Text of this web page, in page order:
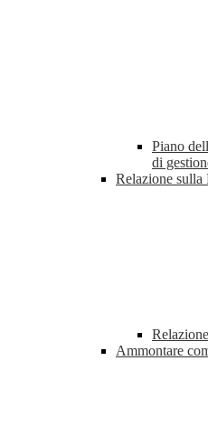
Piano
di
Relazione sulla
Ammontare